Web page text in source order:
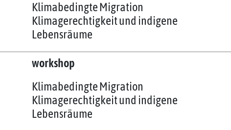
Klimabedingte Migration
Klimagerechtigkeit und indigene
Lebensräume
workshop
Klimabedingte Migration
Klimagerechtigkeit und indigene
Lebensräume